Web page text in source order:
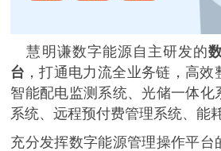
慧明谦数字能源自主研发的
台 ，打通电力流全业务链，高效
智能配电监测系统、光储一体化
系统、远程预付费管理系统、能
充分发挥数字能源管理操作平台